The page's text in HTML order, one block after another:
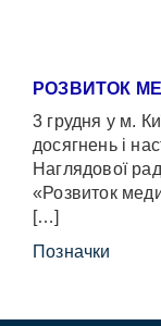
РОЗВИТОК
3 грудня у м.
досягнень і
Наглядової
«Розвиток
[…]
Позначки